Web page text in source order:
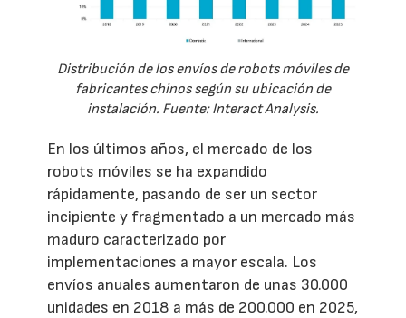
Distribución de los envíos de robots móviles de
fabricantes chinos según su ubicación de
instalación. Fuente: Interact Analysis.
En los últimos años, el mercado de los
robots móviles se ha expandido
rápidamente, pasando de ser un sector
incipiente y fragmentado a un mercado más
maduro caracterizado por
implementaciones a mayor escala. Los
envíos anuales aumentaron de unas 30.000
unidades en 2018 a más de 200.000 en 2025,